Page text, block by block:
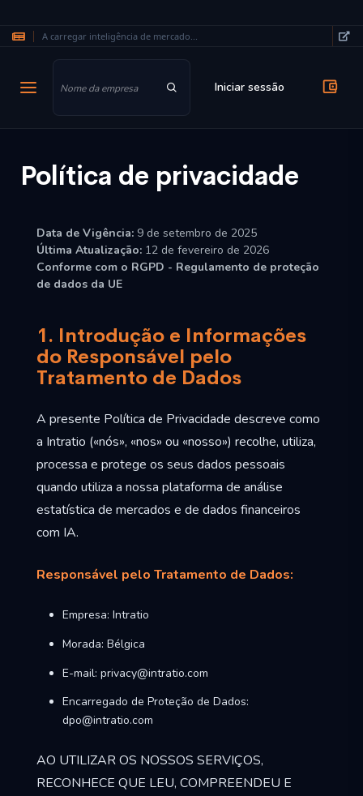
A carregar inteligência de mercado...
Iniciar sessão
Política de privacidade
Data de Vigência: 9 de setembro de 2025
Última Atualização: 12 de fevereiro de 2026
Conforme com o RGPD - Regulamento de proteção
de dados da UE
1. Introdução e Informações
do Responsável pelo
Tratamento de Dados
A presente Política de Privacidade descreve como
a Intratio («nós», «nos» ou «nosso») recolhe, utiliza,
processa e protege os seus dados pessoais
quando utiliza a nossa plataforma de análise
estatística de mercados e de dados financeiros
com IA.
Responsável pelo Tratamento de Dados:
Empresa: Intratio
Morada: Bélgica
E-mail: privacy@intratio.com
Encarregado de Proteção de Dados:
dpo@intratio.com
AO UTILIZAR OS NOSSOS SERVIÇOS,
RECONHECE QUE LEU, COMPREENDEU E